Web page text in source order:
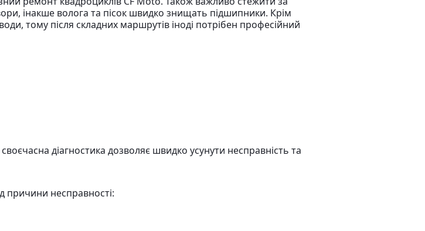
інакше волога та пісок швидко знищать підшипники. Крім
тому після складних маршрутів іноді потрібен професійний
діагностика дозволяє швидко усунути несправність та
причини несправності: